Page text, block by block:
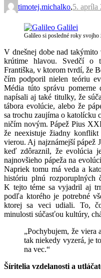
timotej.michalko,5. apríla
Galileo si posledné roky
V dnešnej dobe nad
krútime hlavou. Svedčí o
Františka, v ktorom tvrdí, že
čím podporil nielen teóriu
Média túto správu
napísali aj také titulky, že
tábora evolúcie, alebo že
sa trochu zaujíma o katolícku
ničím novým. Pápež Pius
že neexistuje žiadny
vierou. Aj najznámejší pápež
keď zdôraznil, že evolúcia
najnovšieho pápeža na
Napriek tomu má veda a
históriu plnú rozporuplných
K tejto téme sa vyjadril aj
podľa ktorého je potrebné
ktorej sa veci udiali. To,
minulosti súčasťou kultúry,
„Pochybujem, že
tak niekedy vyzerá, je
na vec.“
Šíritelia vzdelanosti a